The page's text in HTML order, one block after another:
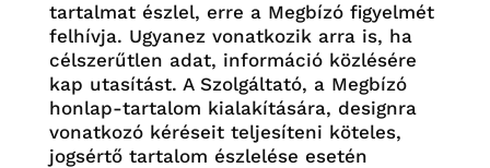
tartalmat észlel, erre a Megbízó figyelmét
felhívja. Ugyanez vonatkozik arra is, ha
célszerűtlen adat, információ közlésére
kap utasítást. A Szolgáltató, a Megbízó
honlap-tartalom kialakítására, designra
vonatkozó kéréseit teljesíteni köteles,
jogsértő tartalom észlelése esetén